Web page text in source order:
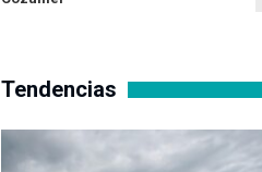
Tendencias